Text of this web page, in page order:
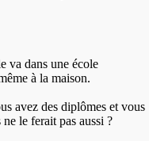
va dans une école
à la maison.
avez des diplômes et vous
le ferait pas aussi ?